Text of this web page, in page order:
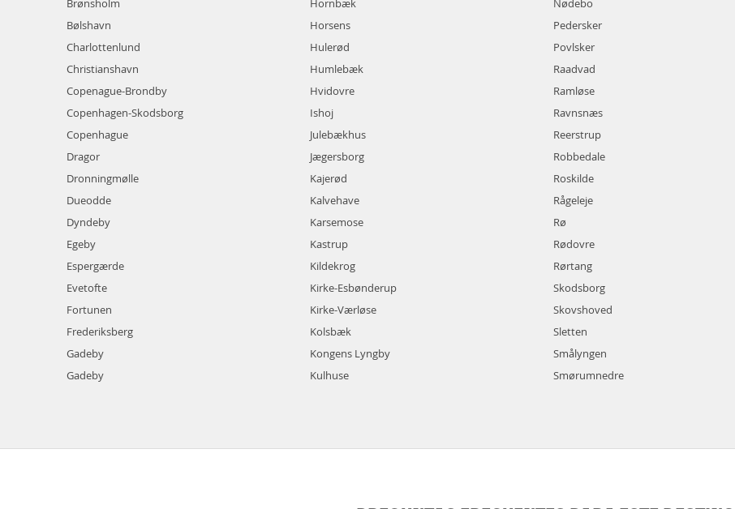
Bølshavn
Charlottenlund
Christianshavn
Copenague-Brondby
Copenhagen-Skodsborg
Copenhague
Dragor
Dronningmølle
Dueodde
Dyndeby
Egeby
Espergærde
Evetofte
Fortunen
Frederiksberg
Gadeby
Gadeby
Horsens
Hulerød
Humlebæk
Hvidovre
Ishoj
Julebækhus
Jægersborg
Kajerød
Kalvehave
Karsemose
Kastrup
Kildekrog
Kirke-Esbønderup
Kirke-Værløse
Kolsbæk
Kongens Lyngby
Kulhuse
Pedersker
Povlsker
Raadvad
Ramløse
Ravnsnæs
Reerstrup
Robbedale
Roskilde
Rågeleje
Rø
Rødovre
Rørtang
Skodsborg
Skovshoved
Sletten
Smålyngen
Smørumnedre